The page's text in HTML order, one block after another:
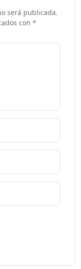
será publicada.
con *